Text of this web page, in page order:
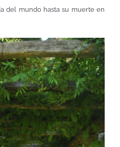
del mundo hasta su muerte en